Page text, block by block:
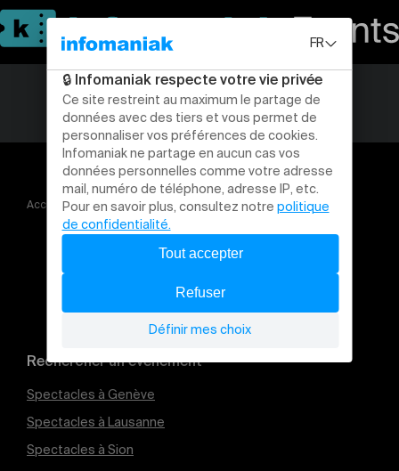
Accueil THEATRE DE LA RUELLE SAISON 2026
Rechercher un évènement
Spectacles à Genève
Spectacles à Lausanne
Spectacles à Sion